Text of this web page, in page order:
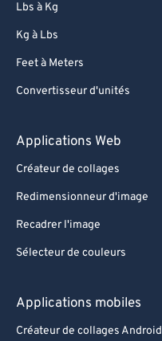
Lbs à Kg
Kg à Lbs
Feet à Meters
Convertisseur d'unités
Applications Web
Créateur de collages
Redimensionneur d'image
Recadrer l'image
Sélecteur de couleurs
Applications mobiles
Créateur de collages Android